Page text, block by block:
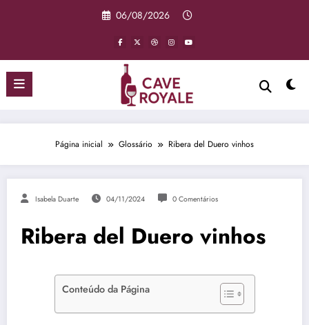
06/08/2026
Página inicial Glossário Ribera del Duero vinhos
Isabela Duarte 04/11/2024 0 Comentários
Ribera del Duero vinhos
Conteúdo da Página